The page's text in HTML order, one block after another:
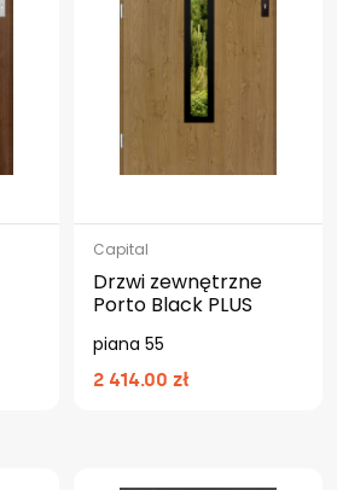
Capital
Drzwi zewnętrzne
Porto Black PLUS
piana 55
2 414.00 zł